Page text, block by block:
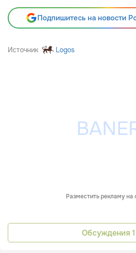
Подпишитесь на новости
Источник Logos
Разместить рекламу на
Обсуждения 1